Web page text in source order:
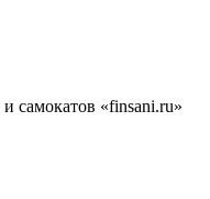
самокатов «finsani.ru»